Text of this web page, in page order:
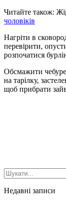
Читайте також: Жі
чоловіків
Нагріти в
перевірити,
розпочатися
Обсмажити
на тарілку,
щоб прибрати
Шукати...
Недавні записи